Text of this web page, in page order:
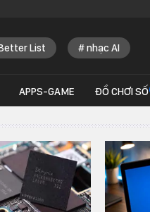
List nhạc AI
APPS-GAME ĐỒ CHƠI SỐ